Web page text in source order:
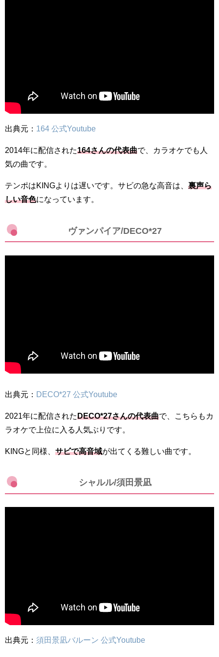
出典元： 164 公式Youtube
2014年に配信された164さんの代表曲で、カラオケでも人
気の曲です。
テンポはKINGよりは遅いです。サビの急な高音は、 裏声ら
しい音色になっています。
ヴァンパイア/DECO*27
出典元： DECO*27 公式Youtube
2021年に配信されたDECO*27さんの代表曲で、こちらもカ
ラオケで上位に入る人気ぶりです。
KINGと同様、 サビで高音域が出てくる難しい曲です。
シャルル/須田景凪
出典元： 須田景凪バルーン 公式Youtube